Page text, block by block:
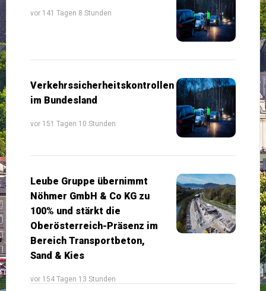
vor 141 Tagen 8 Stunden
Verkehrssicherheitskontrollen
im Bundesland
vor 151 Tagen 10 Stunden
Leube Gruppe übernimmt
Nöhmer GmbH & Co KG zu
100% und stärkt die
Oberösterreich-Präsenz im
Bereich Transportbeton,
Sand & Kies
vor 154 Tagen 13 Stunden